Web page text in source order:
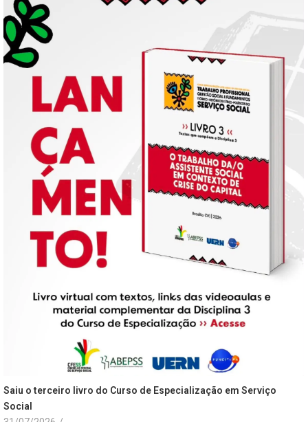
Saiu o terceiro livro do Curso de Especialização em Serviço
Social